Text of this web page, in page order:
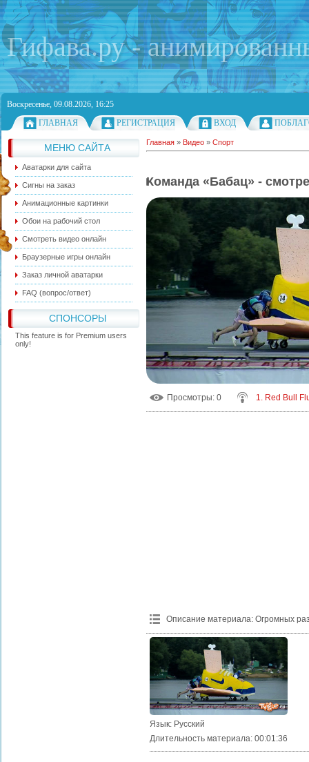
Гифава.ру -
Воскресенье, 09.08.2026, 16:25
ГЛАВНАЯ
РЕГИСТРАЦИЯ ВХОД
МЕНЮ САЙТА
Аватарки для сайта
Сигны на заказ
Анимационные картинки
Обои на рабочий стол
Смотреть видео онлайн
Браузерные игры онлайн
Заказ личной аватарки
FAQ (вопрос/ответ)
СПОНСОРЫ
This feature is for Premium users
only!
Главная » Видео » Спорт
Команда «Бабац» -
Просмотры: 0 1. Red Bull
Описание материала: Огромных
Язык: Русский
Длительность материала: 00:01:36